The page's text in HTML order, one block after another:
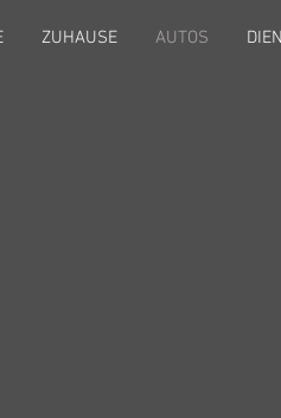
ZUHAUSE AUTOS